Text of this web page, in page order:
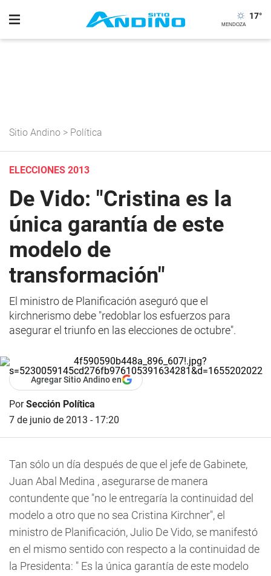
17°
Sitio Andino > Política
ELECCIONES 2013
De Vido: "Cristina es la
única garantía de este
modelo de
transformación"
El ministro de Planificación aseguró que el
kirchnerismo debe "redoblar los esfuerzos para
asegurar el triunfo en las elecciones de octubre".
Agregar Sitio Andino en
PorSección Política
7 de junio de 2013 - 17:20
Tan sólo un día después de que el jefe de Gabinete,
Juan Abal Medina , asegurarse de manera
contundente que "no le entregaría la continuidad del
modelo a otro que no sea Cristina Kirchner", el
ministro de Planificación, Julio De Vido, se manifestó
en el mismo sentido con respecto a la continuidad de
la Presidenta: " Es la única garantía de este modelo